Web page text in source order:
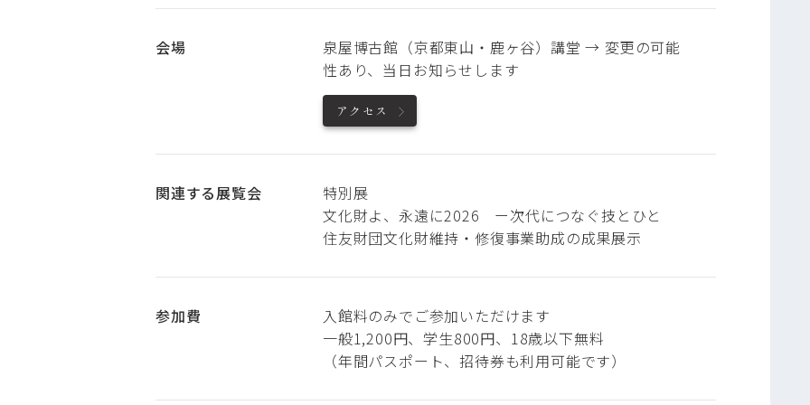
会場
泉屋博古館（京都東山・鹿ヶ谷）講堂 → 変更の可能
性あり、当日お知らせします
アクセス
関連する展覧会
特別展
文化財よ、永遠に2026 ー次代につなぐ技とひと
住友財団文化財維持・修復事業助成の成果展示
参加費
入館料のみでご参加いただけます
一般1,200円、学生800円、18歳以下無料
（年間パスポート、招待券も利用可能です）